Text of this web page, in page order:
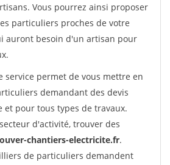
Vous pourrez ainsi proposer
particuliers proches de votre
auront besoin d'un artisan pour
service permet de vous mettre en
demandant des devis
et pour tous types de travaux.
d'activité, trouver des
chantiers-electricite.fr.
de particuliers demandent